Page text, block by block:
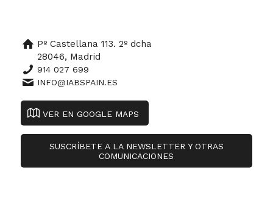
Pº Castellana 113. 2º dcha
28046, Madrid
914 027 699
INFO@IABSPAIN.ES
VER EN GOOGLE MAPS
SUSCRÍBETE A LA NEWSLETTER Y OTRAS
COMUNICACIONES